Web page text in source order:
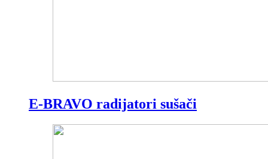
E-BRAVO radijatori sušači